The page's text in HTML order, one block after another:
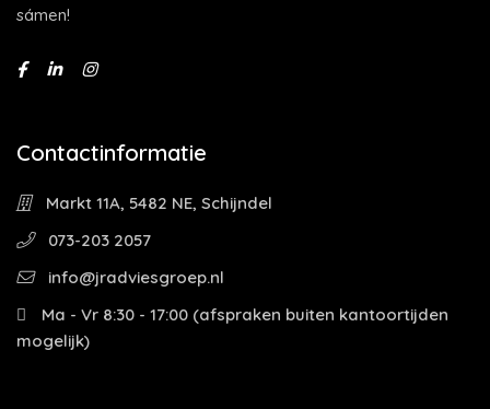
sámen!
Contactinformatie
Markt 11A, 5482 NE, Schijndel
073-203 2057
info@jradviesgroep.nl
Ma - Vr 8:30 - 17:00 (afspraken buiten kantoortijden
mogelijk)